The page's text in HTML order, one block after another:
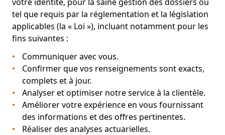
tel que requis par la réglementation et la législation
applicables (la « Loi »), incluant notamment pour les
fins suivantes :
Communiquer avec vous.
Confirmer que vos renseignements sont exacts,
complets et à jour.
Analyser et optimiser notre service à la clientèle.
Améliorer votre expérience en vous fournissant
des informations et des offres pertinentes.
Réaliser des analyses actuarielles.